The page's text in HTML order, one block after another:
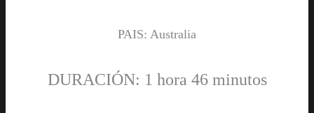
PAIS: Australia
DURACIÓN: 1 hora 46 minutos